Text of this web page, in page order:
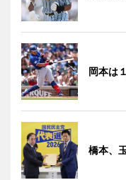
岡本は
橋本、